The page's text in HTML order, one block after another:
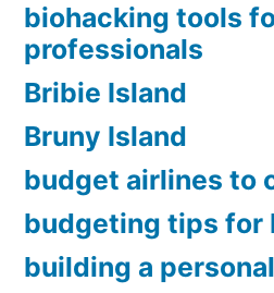
biohacking tools
professionals
Bribie Island
Bruny Island
budget airlines to
budgeting tips for
building a